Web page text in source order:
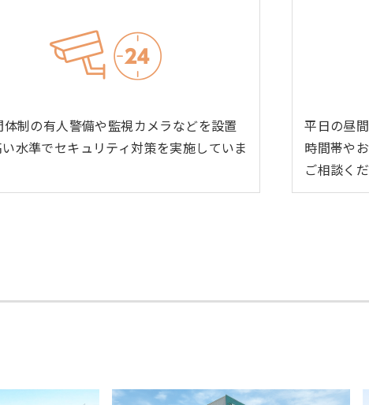
体制の有人警備や監視カメラなどを設置
い水準でセキュリティ対策を実施していま
平日の昼
時間帯や
ご相談くだ